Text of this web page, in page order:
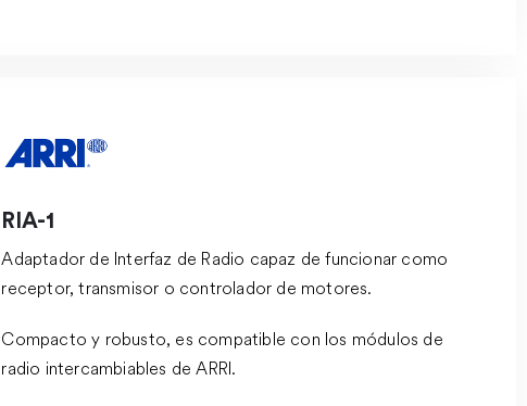
RIA-1
Adaptador de Interfaz de Radio capaz de funcionar como
receptor, transmisor o controlador de motores.
Compacto y robusto, es compatible con los módulos de
radio intercambiables de ARRI.